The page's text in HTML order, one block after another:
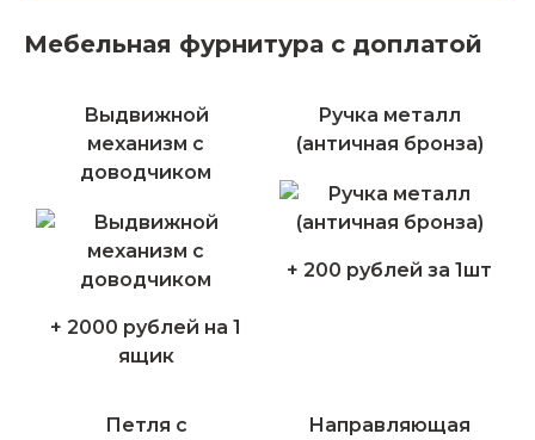
Мебельная фурнитура с доплатой
Выдвижной
механизм с
доводчиком
+ 2000 рублей на 1
ящик
Ручка металл
(античная бронза)
+ 200 рублей за 1шт
Петля с
Направляющая